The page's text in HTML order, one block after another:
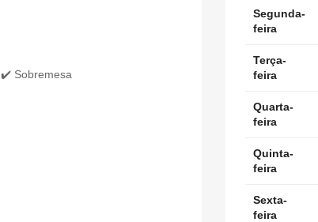
✔️ Sobremesa
Segunda-
feira
Terça-
feira
Quarta-
feira
Quinta-
feira
Sexta-
feira